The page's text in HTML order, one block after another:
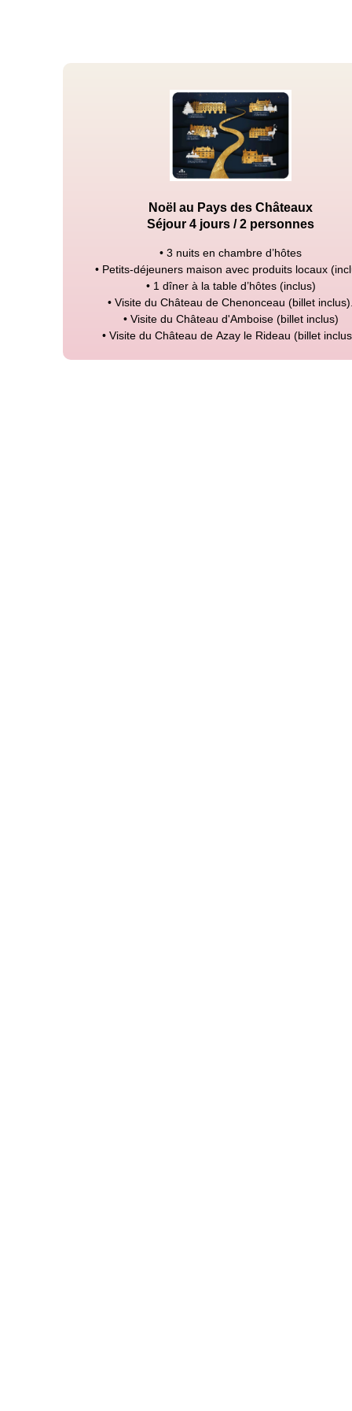
Noël au Pays des Châteaux
Séjour 4 jours / 2 personnes
• 3 nuits en chambre d’hôtes
• Petits-déjeuners maison avec produits locaux
• 1 dîner à la table d’hôtes (inclus)
• Visite du Château de Chenonceau (billet
• Visite du Château d'Amboise (billet inclus)
• Visite du Château de Azay le Rideau (billet